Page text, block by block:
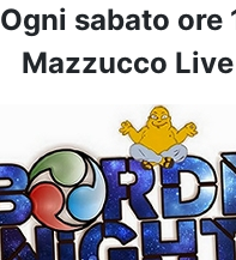
Ogni sabato ore
Mazzucco